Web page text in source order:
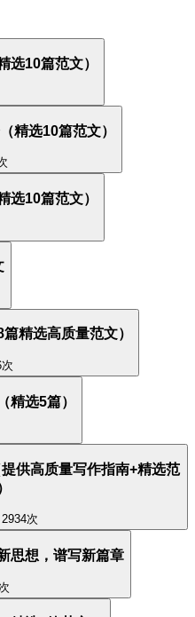
选10篇范文）
精选10篇范文）
选10篇范文）
精选高质量范文）
精选5篇）
供高质量写作指南+精选范
次
思想，谱写新篇章